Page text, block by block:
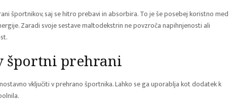
športnikov, saj se hitro prebavi in absorbira. To je še posebej koristno med
Zaradi svoje sestave maltodekstrin ne povzroča napihnjenosti ali
športni prehrani
vključiti v prehrano športnika. Lahko se ga uporablja kot dodatek k